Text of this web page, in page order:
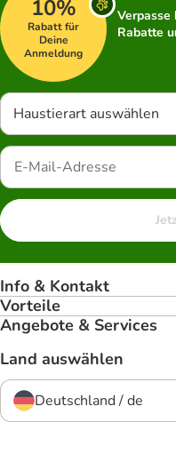
10%
Rabatt für
Deine
Anmeldung
Rabatte
Haustierart auswählen
Info & Kontakt
Vorteile
Angebote & Services
Land auswählen
Deutschland / de